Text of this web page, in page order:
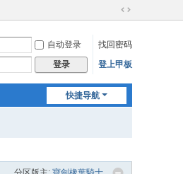
切
到
宽
自动登录
找回密码
登录 登上甲板
快捷导航